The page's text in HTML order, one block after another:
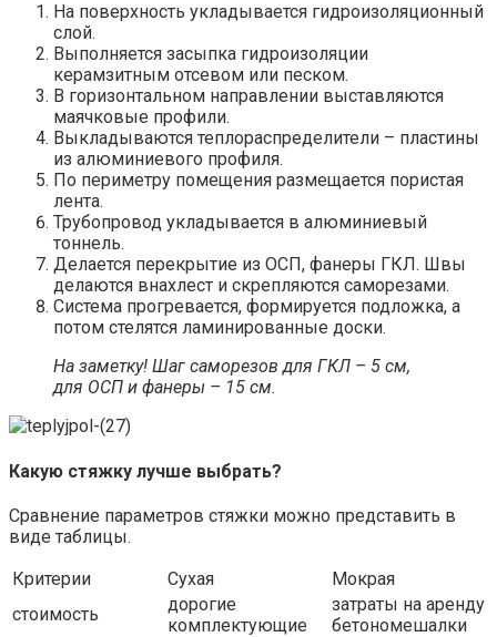
На поверхность укладывается гидроизоляционный
слой.
Выполняется засыпка гидроизоляции
керамзитным отсевом или песком.
В горизонтальном направлении выставляются
маячковые профили.
Выкладываются теплораспределители – пластины
из алюминиевого профиля.
По периметру помещения размещается пористая
лента.
Трубопровод укладывается в алюминиевый
тоннель.
Делается перекрытие из ОСП, фанеры ГКЛ. Швы
делаются внахлест и скрепляются саморезами.
Система прогревается, формируется подложка, а
потом стелятся ламинированные доски.
На заметку! Шаг саморезов для ГКЛ – 5 см,
для ОСП и фанеры – 15 см.
Какую стяжку лучше выбрать?
Сравнение параметров стяжки можно представить в
виде таблицы.
Критерии
Сухая
Мокрая
стоимость
дорогие
комплектующие
затраты на аренду
бетономешалки